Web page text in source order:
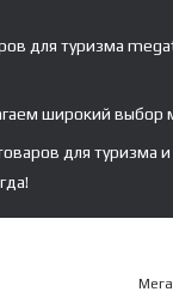
для туризма
широкий выбор
для туризма